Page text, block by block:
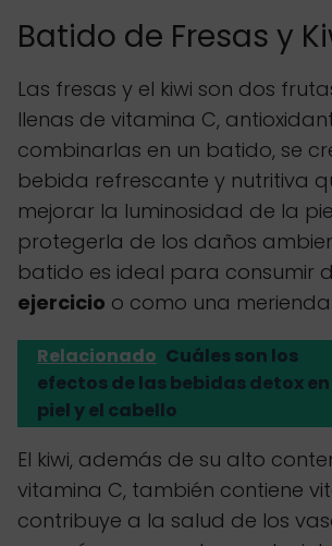
Batido de Fresas y
Las fresas y el kiwi son dos
llenas de vitamina C,
combinarlas en un batido, se
bebida refrescante y nutritiva
mejorar la luminosidad de la
protegerla de los daños
batido es ideal para consumir
ejercicio o como una
Relacionado Cuáles son los
efectos de las bebidas detox
piel y el cabello
El kiwi, además de su alto
vitamina C, también contiene
contribuye a la salud de los